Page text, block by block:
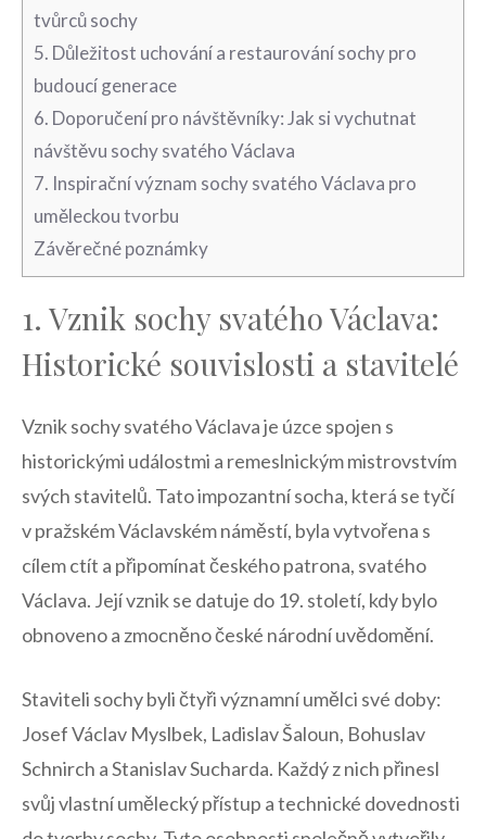
tvůrců sochy
5.‍ Důležitost uchování a restaurování sochy pro
budoucí ‍generace
6.⁢ Doporučení ⁢pro návštěvníky: Jak si vychutnat
návštěvu sochy svatého Václava
7. ⁢Inspirační význam sochy svatého Václava pro
uměleckou⁤ tvorbu
Závěrečné poznámky
1. ⁤Vznik⁣ sochy svatého Václava:
Historické souvislosti a stavitelé
Vznik⁣ sochy svatého Václava je úzce spojen s
historickými‌ událostmi a remeslnickým‌ mistrovstvím‍
svých stavitelů. Tato impozantní ⁣socha, ⁢která se tyčí‌
v pražském ⁢Václavském náměstí, byla‌ vytvořena⁣ s⁣
cílem ‍ctít a připomínat českého patrona, svatého
Václava. Její‌ vznik se datuje do 19. století, kdy bylo ​
obnoveno ⁣a ⁣zmocněno české ⁢národní ‌uvědomění.
Staviteli sochy byli ⁤čtyři​ významní umělci své doby:
Josef Václav Myslbek, Ladislav Šaloun, Bohuslav
Schnirch a Stanislav Sucharda. Každý z ​nich přinesl
svůj vlastní umělecký přístup a technické dovednosti